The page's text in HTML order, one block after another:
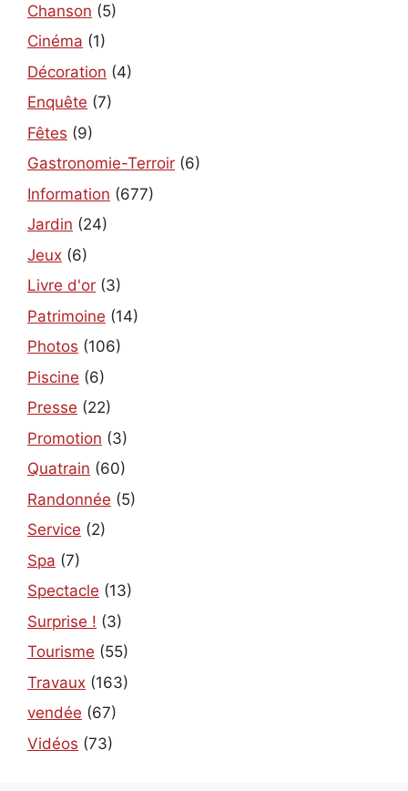
Chanson (5)
Cinéma (1)
Décoration (4)
Enquête (7)
Fêtes (9)
Gastronomie-Terroir (6)
Information (677)
Jardin (24)
Jeux (6)
Livre d'or (3)
Patrimoine (14)
Photos (106)
Piscine (6)
Presse (22)
Promotion (3)
Quatrain (60)
Randonnée (5)
Service (2)
Spa (7)
Spectacle (13)
Surprise ! (3)
Tourisme (55)
Travaux (163)
vendée (67)
Vidéos (73)